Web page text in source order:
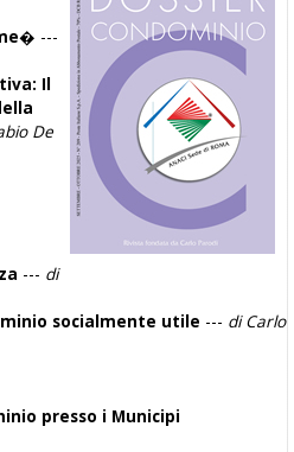
---
Il
De
--- di
socialmente utile --- di Carlo
presso i Municipi